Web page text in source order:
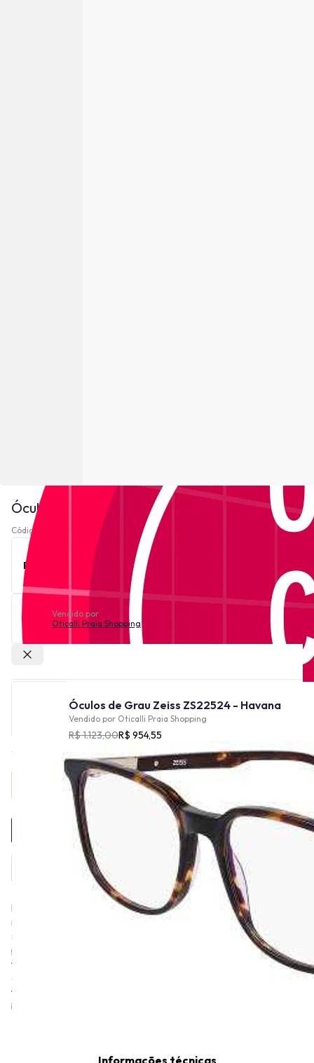
Óculos de Grau Zeiss ZS22524 - Havana
Código 220920- Ver descrição
Este produto está indisponível no momento.
Vendido por
Oticalli Praia Shopping
Óculos de Grau Zeiss ZS22524 - Havana
Vendido por Oticalli Praia Shopping
R$ 1.123,00R$ 954,55
Provador Virtual
INDISPONÍVEL
Há mais de 175 anos, a ZEISS molda o progresso tecnológico,
revolucionando o mundo da óptica. Essa tradição de excelência
se reflete na ZEISS Eyewear, com armações de qualidade
premium feitas com materiais que incorporam a precisão e a
tecnologia de ponta que definem a marca. A mesma dedicação
que garante a superioridade das lentes ZEISS é aplicada à
fabricação das armações, criadas com extremo cuidado e uma
busca incessante pela perfeição.
Informações técnicas